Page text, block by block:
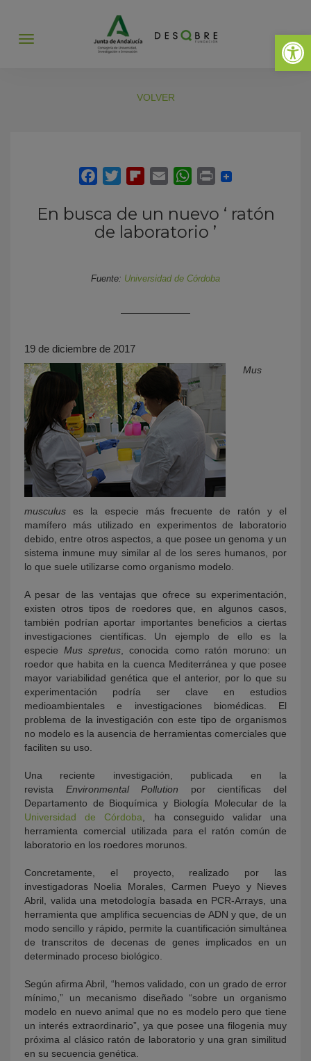
Abrir
Abrir
VOLVER
En busca de un nuevo ‘ ratón
de laboratorio ’
Fuente: Universidad de Córdoba
19 de diciembre de 2017
Mus
musculus es la especie más frecuente de ratón y el
mamífero más utilizado en experimentos de laboratorio
debido, entre otros aspectos, a que posee un genoma y un
sistema inmune muy similar al de los seres humanos, por
lo que suele utilizarse como organismo modelo.
A pesar de las ventajas que ofrece su experimentación,
existen otros tipos de roedores que, en algunos casos,
también podrían aportar importantes beneficios a ciertas
investigaciones científicas. Un ejemplo de ello es la
especieMus spretus , conocida como ratón moruno: un
roedor que habita en la cuenca Mediterránea y que posee
mayor variabilidad genética que el anterior, por lo que su
experimentación podría ser clave en estudios
medioambientales e investigaciones biomédicas. El
problema de la investigación con este tipo de organismos
no modelo es la ausencia de herramientas comerciales que
faciliten su uso.
Una reciente investigación, publicada en la
revista Environmental Pollution por científicas del
Departamento de Bioquímica y Biología Molecular de la
Universidad de Córdoba , ha conseguido validar una
herramienta comercial utilizada para el ratón común de
laboratorio en los roedores morunos.
Concretamente, el proyecto, realizado por las
investigadoras Noelia Morales, Carmen Pueyo y Nieves
Abril, valida una metodología basada en PCR-Arrays, una
herramienta que amplifica secuencias de ADN y que, de un
modo sencillo y rápido, permite la cuantificación simultánea
de transcritos de decenas de genes implicados en un
determinado proceso biológico.
Según afirma Abril, “hemos validado, con un grado de error
mínimo,” un mecanismo diseñado “sobre un organismo
modelo en nuevo animal que no es modelo pero que tiene
un interés extraordinario”, ya que posee una filogenia muy
próxima al clásico ratón de laboratorio y una gran similitud
en su secuencia genética.